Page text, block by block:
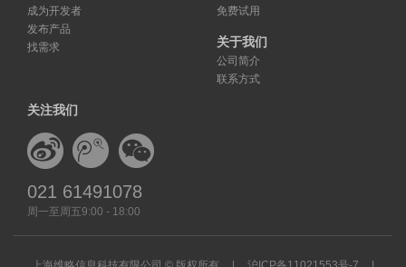
成为开发者
发布产品
找需求
免费试用
关于我们
公司简介
联系方式
关注我们
021 61491078
周一至周五9:00 - 18:00